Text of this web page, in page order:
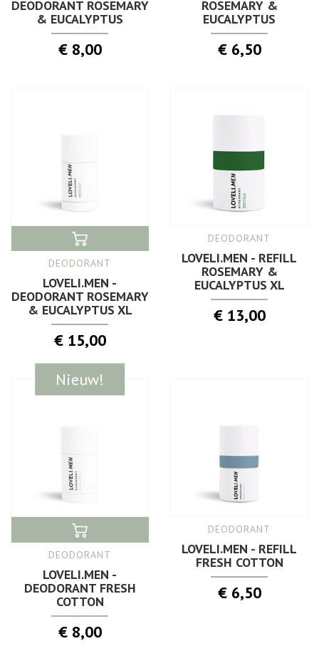
DEODORANT ROSEMARY
& EUCALYPTUS
€ 8,00
ROSEMARY &
EUCALYPTUS
€ 6,50
DEODORANT
LOVELI.MEN -
DEODORANT ROSEMARY
& EUCALYPTUS XL
€ 15,00
DEODORANT
LOVELI.MEN - REFILL
ROSEMARY &
EUCALYPTUS XL
€ 13,00
Nieuw!
DEODORANT
LOVELI.MEN -
DEODORANT FRESH
COTTON
€ 8,00
DEODORANT
LOVELI.MEN - REFILL
FRESH COTTON
€ 6,50